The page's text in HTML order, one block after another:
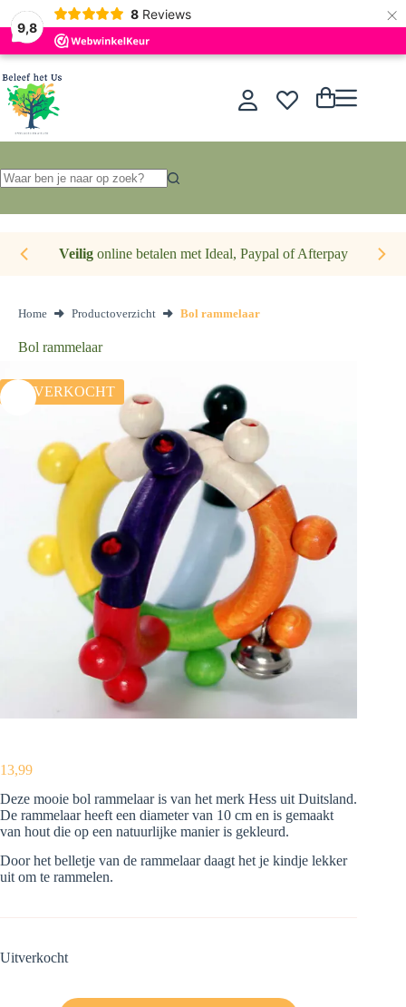
9,8
8 Reviews ×
Ga
naar
de
inhoud
Winkelwagen
resultaten
Veiligonline betalen met Ideal, Paypal of Afterpay
Home Productoverzicht Bol rammelaar
Bol rammelaar
UITVERKOCHT
13,99
Deze mooie bol rammelaar is van het merk Hess uit Duitsland.
De rammelaar heeft een diameter van 10 cm en is gemaakt
van hout die op een natuurlijke manier is gekleurd.
Door het belletje van de rammelaar daagt het je kindje lekker
uit om te rammelen.
Uitverkocht